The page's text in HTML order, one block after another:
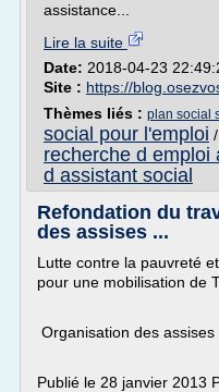
assistance...
Lire la suite
Date: 2018-04-23
Site : https://
Thèmes liés : plan social
social pour l'emploi /
recherche d emploi
d assistant social
Refondation du
des assises ...
Lutte contre la pauvreté
pour une mobilisation de
Organisation des
Publié le 28 janvier 2013